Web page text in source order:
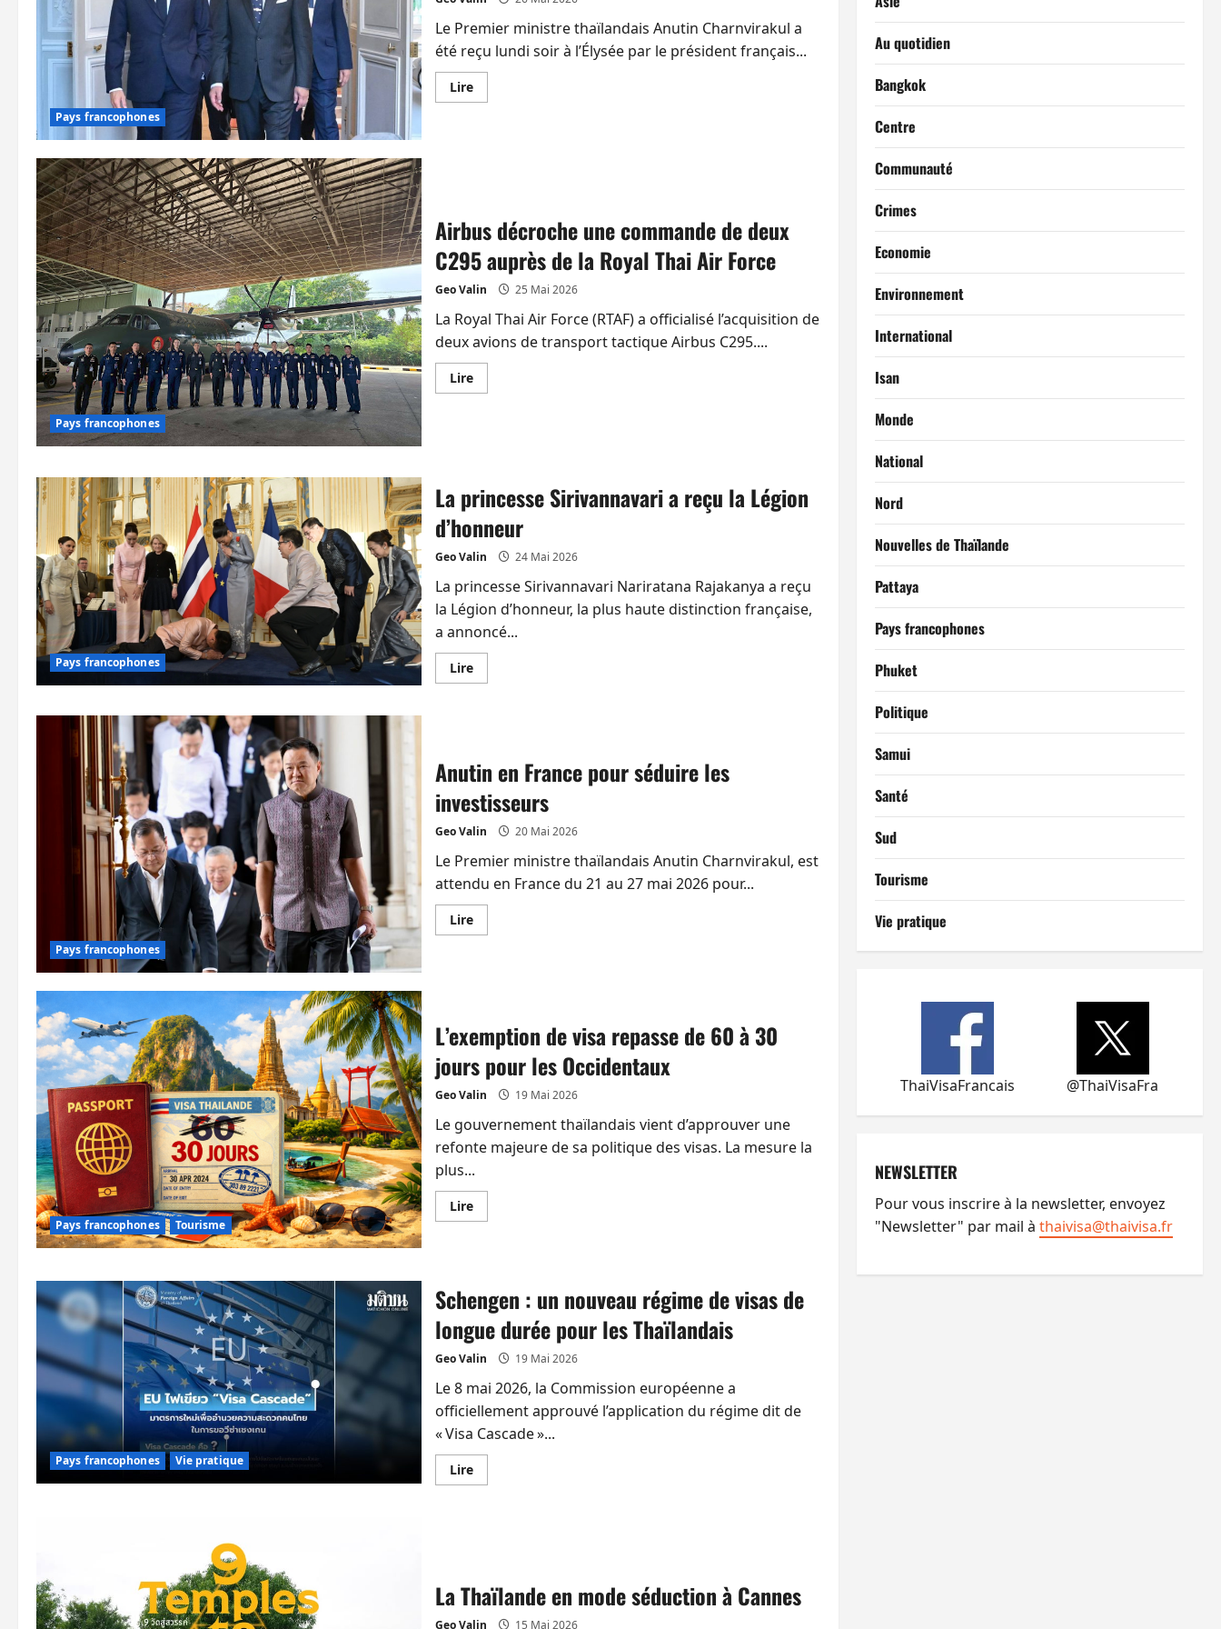
Pays francophones
Le Premier ministre thaïlandais Anutin Charnvirakul a
été reçu lundi soir à l’Élysée par le président français...
LireEn
savoir
Pays francophones
Airbus décroche une commande de deux
C295 auprès de la Royal Thai Air Force
Geo Valin 25 Mai 2026
La Royal Thai Air Force (RTAF) a officialisé l’acquisition de
deux avions de transport tactique Airbus C295....
LireEn
savoir
deux
C295
de
la
Royal
Air
Force
Pays francophones
La princesse Sirivannavari a reçu la Légion
d’honneur
Geo Valin 24 Mai 2026
La princesse Sirivannavari Nariratana Rajakanya a reçu
la Légion d’honneur, la plus haute distinction française,
a annoncé...
LireEn
savoir
reçu
la
Légion
d’honneur
Pays francophones
Anutin en France pour séduire les
investisseurs
Geo Valin 20 Mai 2026
Le Premier ministre thaïlandais Anutin Charnvirakul, est
attendu en France du 21 au 27 mai 2026 pour...
LireEn
savoir
les
investisseurs
Pays francophones Tourisme
L’exemption de visa repasse de 60 à 30
jours pour les Occidentaux
Geo Valin 19 Mai 2026
Le gouvernement thaïlandais vient d’approuver une
refonte majeure de sa politique des visas. La mesure la
plus...
LireEn
savoir
repasse
de
à
30
jours
les
Occidentaux
Pays francophones Vie pratique
Schengen : un nouveau régime de visas de
longue durée pour les Thaïlandais
Geo Valin 19 Mai 2026
Le 8 mai 2026, la Commission européenne a
officiellement approuvé l’application du régime dit de
« Visa Cascade »...
LireEn
savoir
visas
de
longue
La Thaïlande en mode séduction à Cannes
Geo Valin 15 Mai 2026
Au quotidien
Bangkok
Centre
Communauté
Crimes
Economie
Environnement
International
Isan
Monde
National
Nord
Nouvelles de Thaïlande
Pattaya
Pays francophones
Phuket
Politique
Samui
Santé
Sud
Tourisme
Vie pratique
ThaiVisaFrancais @ThaiVisaFra
NEWSLETTER
Pour vous inscrire à la newsletter, envoyez
"Newsletter" par mail à thaivisa@thaivisa.fr